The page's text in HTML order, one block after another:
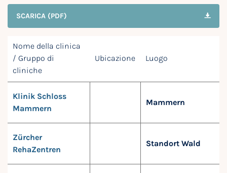
SCARICA (PDF)
Nome della clinica
/ Gruppo di
cliniche
Ubicazione Luogo
Klinik Schloss
Mammern
Mammern
Zürcher
RehaZentren
Standort Wald